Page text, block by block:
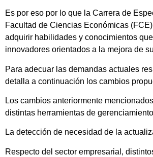
Es por eso por lo que la Carrera de
Facultad de Ciencias Económicas
adquirir habilidades y conocimientos
innovadores orientados a la mejora de
Para adecuar las demandas actuales
detalla a continuación los cambios
Los cambios anteriormente
distintas herramientas de
La detección de necesidad de la
Respecto del sector empresarial,